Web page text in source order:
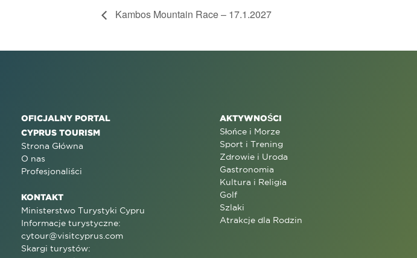
Kambos Mountain Race – 17.1.2027
OFICJALNY PORTAL
CYPRUS TOURISM
Strona Główna
O nas
Profesjonaliści
KONTAKT
Ministerstwo Turystyki Cypru
Informacje turystyczne:
cytour@visitcyprus.com
Skargi turystów:
AKTYWNOŚCI
Słońce i Morze
Sport i Trening
Zdrowie i Uroda
Gastronomia
Kultura i Religia
Golf
Szlaki
Atrakcje dla Rodzin